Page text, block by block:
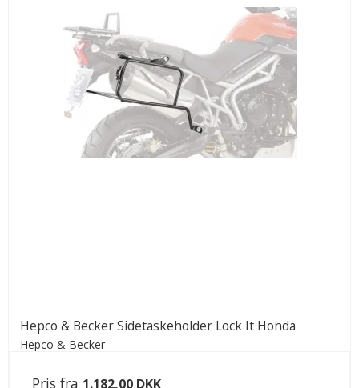
Hepco & Becker Sidetaskeholder Lock It Honda
Hepco & Becker
Pris fra 1.182,00 DKK